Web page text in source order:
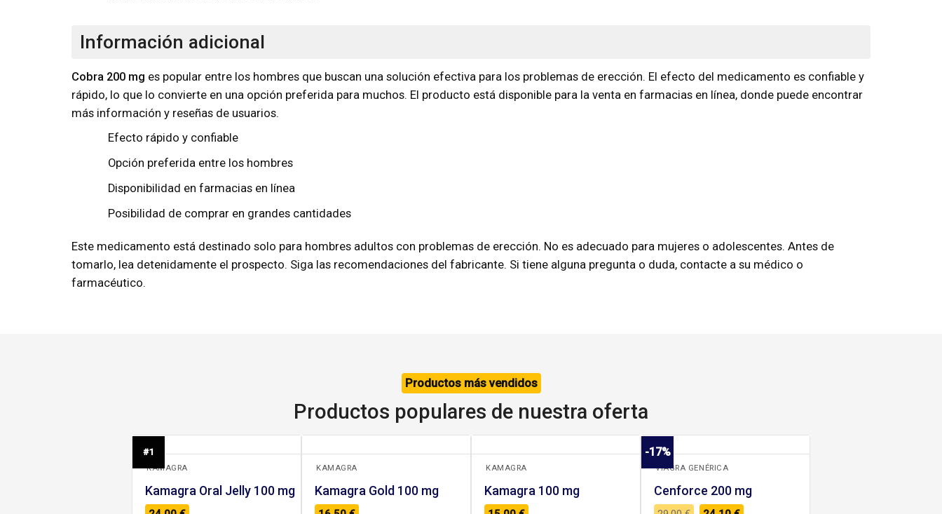
Información adicional
Cobra 200 mg es popular entre los hombres que buscan una solución efectiva para los problemas de erección. El efecto del medicamento es confiable y
rápido, lo que lo convierte en una opción preferida para muchos. El producto está disponible para la venta en farmacias en línea, donde puede encontrar
más información y reseñas de usuarios.
Efecto rápido y confiable
Opción preferida entre los hombres
Disponibilidad en farmacias en línea
Posibilidad de comprar en grandes cantidades
Este medicamento está destinado solo para hombres adultos con problemas de erección. No es adecuado para mujeres o adolescentes. Antes de
tomarlo, lea detenidamente el prospecto. Siga las recomendaciones del fabricante. Si tiene alguna pregunta o duda, contacte a su médico o
farmacéutico.
Productos más vendidos
Productos populares de nuestra oferta
#1
KAMAGRA
Kamagra Oral Jelly 100 mg
KAMAGRA
Kamagra Gold 100 mg
KAMAGRA
Kamagra 100 mg
-17%
VIAGRA GENÉRICA
Cenforce 200 mg